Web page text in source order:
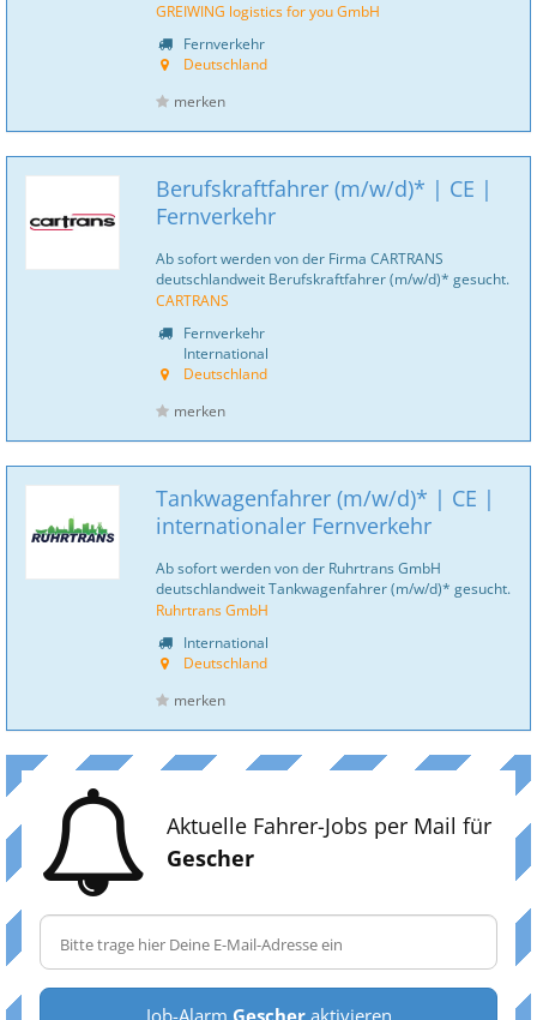
GREIWING logistics for you GmbH
Fernverkehr
Deutschland
merken
Berufskraftfahrer (m/w/d)* | CE |
Fernverkehr
Ab sofort werden von der Firma CARTRANS
deutschlandweit Berufskraftfahrer (m/w/d)* gesucht.
CARTRANS
Fernverkehr
International
Deutschland
merken
Tankwagenfahrer (m/w/d)* | CE |
internationaler Fernverkehr
Ab sofort werden von der Ruhrtrans GmbH
deutschlandweit Tankwagenfahrer (m/w/d)* gesucht.
Ruhrtrans GmbH
International
Deutschland
merken
Aktuelle Fahrer-Jobs per Mail für
Gescher
Job-Alarm Gescheraktivieren